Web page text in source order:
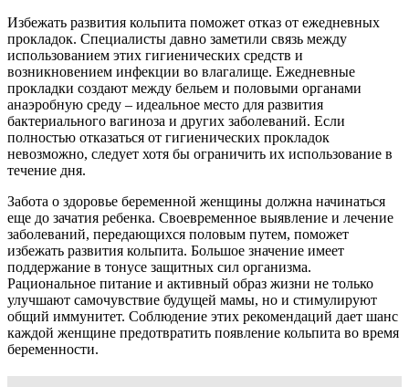
Избежать развития кольпита поможет отказ от ежедневных
прокладок. Специалисты давно заметили связь между
использованием этих гигиенических средств и
возникновением инфекции во влагалище. Ежедневные
прокладки создают между бельем и половыми органами
анаэробную среду – идеальное место для развития
бактериального вагиноза и других заболеваний. Если
полностью отказаться от гигиенических прокладок
невозможно, следует хотя бы ограничить их использование в
течение дня.
Забота о здоровье беременной женщины должна начинаться
еще до зачатия ребенка. Своевременное выявление и лечение
заболеваний, передающихся половым путем, поможет
избежать развития кольпита. Большое значение имеет
поддержание в тонусе защитных сил организма.
Рациональное питание и активный образ жизни не только
улучшают самочувствие будущей мамы, но и стимулируют
общий иммунитет. Соблюдение этих рекомендаций дает шанс
каждой женщине предотвратить появление кольпита во время
беременности.